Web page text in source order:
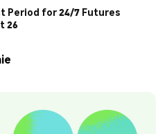
Period for 24/7 Futures
26